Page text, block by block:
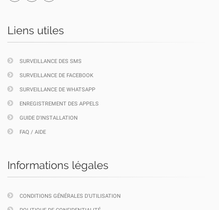
Liens utiles
SURVEILLANCE DES SMS
SURVEILLANCE DE FACEBOOK
SURVEILLANCE DE WHATSAPP
ENREGISTREMENT DES APPELS
GUIDE D'INSTALLATION
FAQ / AIDE
Informations légales
CONDITIONS GÉNÉRALES D'UTILISATION